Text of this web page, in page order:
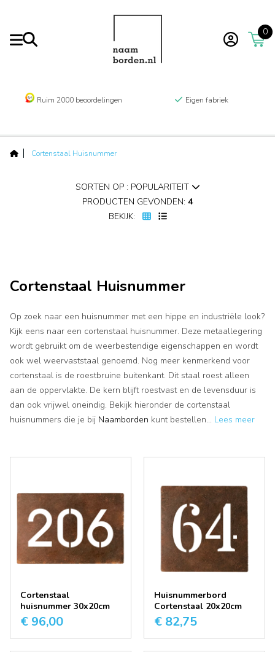
0
Ruim 2000 beoordelingen Eigen fabriek
Cortenstaal Huisnummer
SORTEN OP : POPULARITEIT
PRODUCTEN GEVONDEN: 4
BEKIJK:
Cortenstaal Huisnummer
Op zoek naar een huisnummer met een hippe en industriële look?
Kijk eens naar een cortenstaal huisnummer. Deze metaallegering
wordt gebruikt om de weerbestendige eigenschappen en wordt
ook wel weervaststaal genoemd. Nog meer kenmerkend voor
cortenstaal is de roestbruine buitenkant. Dit staal roest alleen
aan de oppervlakte. De kern blijft roestvast en de levensduur is
dan ook vrijwel oneindig. Bekijk hieronder de cortenstaal
huisnummers die je bij Naamborden kunt bestellen... Lees meer
Cortenstaal
huisnummer 30x20cm
€ 96,00
Huisnummerbord
Cortenstaal 20x20cm
€ 82,75